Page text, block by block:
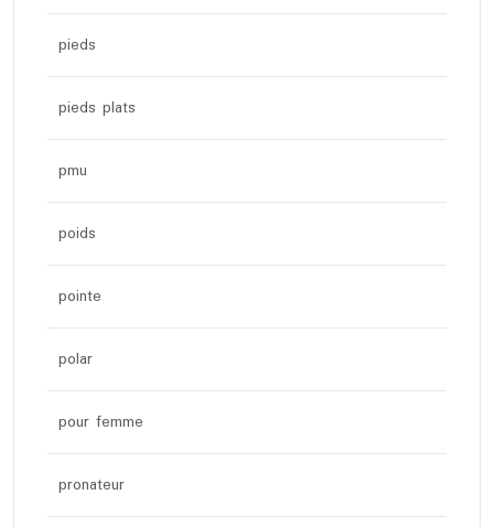
pieds
pieds plats
pmu
poids
pointe
polar
pour femme
pronateur